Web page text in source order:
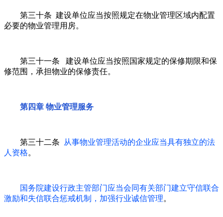
第三十条 建设单位应当按照规定在物业管理区域内配置
必要的物业管理用房。
第三十一条 建设单位应当按照国家规定的保修期限和保
修范围，承担物业的保修责任。
第四章 物业管理服务
第三十二条
从事物业管理活动的企业应当具有独立的法
人资格。
国务院建设行政主管部门应当会同有关部门建立守信联合
激励和失信联合惩戒机制，加强行业诚信管理。